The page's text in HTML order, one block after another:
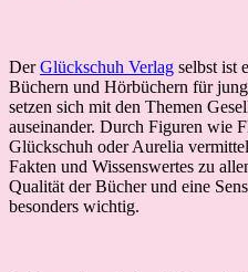
DerGlückschuh Verlag selbst ist
Büchern und Hörbüchern für
setzen sich mit den Themen
auseinander. Durch Figuren wie
Glückschuh oder Aurelia
Fakten und Wissenswertes zu
Qualität der Bücher und eine
besonders wichtig.